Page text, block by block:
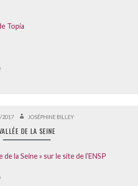
Topia
2017 AUTEURJOSÉPHINE BILLEY
DE LA SEINE
de la Seine » sur le site de l’ENSP